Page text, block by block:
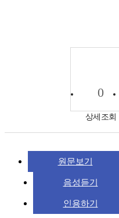
0
상세조회
원문보기
음성듣기
인용하기